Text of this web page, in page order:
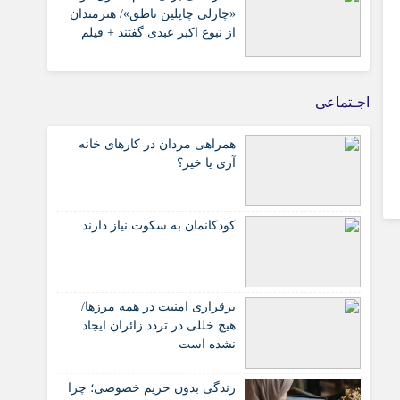
«چارلی چاپلین ناطق»/ هنرمندان
از نبوغ اکبر عبدی گفتند + فیلم
اجـتماعی
همراهی مردان در کارهای خانه
آری یا خیر؟
کودکانمان به سکوت نیاز دارند
برقراری امنیت در همه مرزها/
هیچ‌ خللی در تردد زائران ایجاد
نشده است
زندگی بدون حریم خصوصی؛ چرا